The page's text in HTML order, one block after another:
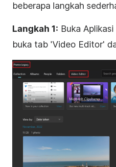
beberapa langkah
Langkah 1: Buka
buka tab 'Video Editor'